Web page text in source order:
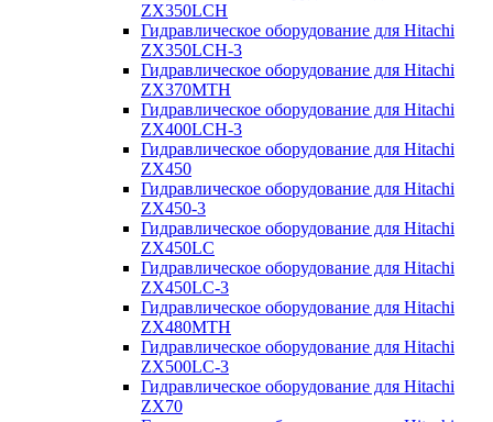
ZX350LCH
Гидравлическое оборудование для Hitachi
ZX350LCH-3
Гидравлическое оборудование для Hitachi
ZX370MTH
Гидравлическое оборудование для Hitachi
ZX400LCH-3
Гидравлическое оборудование для Hitachi
ZX450
Гидравлическое оборудование для Hitachi
ZX450-3
Гидравлическое оборудование для Hitachi
ZX450LC
Гидравлическое оборудование для Hitachi
ZX450LC-3
Гидравлическое оборудование для Hitachi
ZX480MTH
Гидравлическое оборудование для Hitachi
ZX500LC-3
Гидравлическое оборудование для Hitachi
ZX70